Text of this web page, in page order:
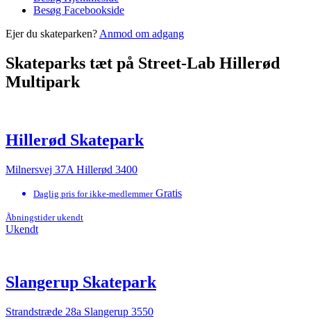
Besøg Facebookside
Ejer du skateparken? Anmod om adgang
Skateparks tæt på Street-Lab Hillerød
Multipark
Hillerød Skatepark
Milnersvej 37A Hillerød 3400
Daglig pris for ikke-medlemmer Gratis
Åbningstider ukendt
Ukendt
Slangerup Skatepark
Strandstræde 28a Slangerup 3550